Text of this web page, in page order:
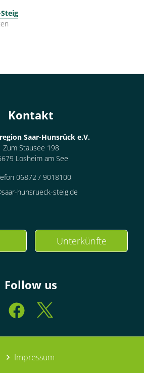
Kontakt
Saar-Hunsrück e.V.
Zum Stausee 198
Losheim am See
06872 / 9018100
hunsrueck-steig.de
Unterkünfte
Follow us
Impressum